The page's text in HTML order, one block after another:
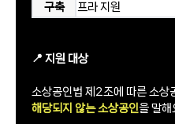
구축
프라 지원
📍 지원 대상
소상공인법 제2조에 따른 소상
해당되지 않는 소상공인을 말해